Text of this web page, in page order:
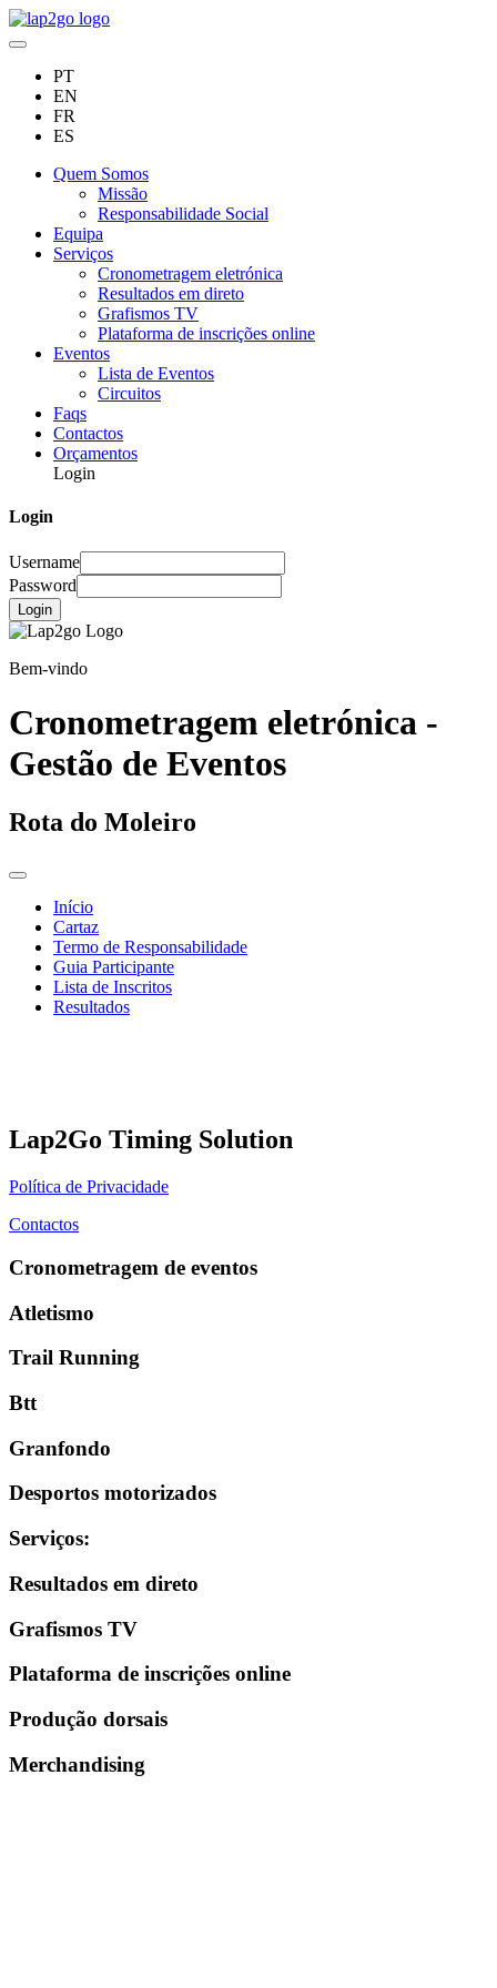
PT
EN
FR
ES
Quem Somos
Missão
Responsabilidade Social
Equipa
Serviços
Cronometragem eletrónica
Resultados em direto
Grafismos TV
Plataforma de inscrições online
Eventos
Lista de Eventos
Circuitos
Faqs
Contactos
Orçamentos
Login
Login
Username
Password
Login
Bem-vindo
Cronometragem eletrónica -
Gestão de Eventos
Rota do Moleiro
Início
Cartaz
Termo de Responsabilidade
Guia Participante
Lista de Inscritos
Resultados
Lap2Go Timing Solution
Política de Privacidade
Contactos
Cronometragem de eventos
Atletismo
Trail Running
Btt
Granfondo
Desportos motorizados
Serviços:
Resultados em direto
Grafismos TV
Plataforma de inscrições online
Produção dorsais
Merchandising